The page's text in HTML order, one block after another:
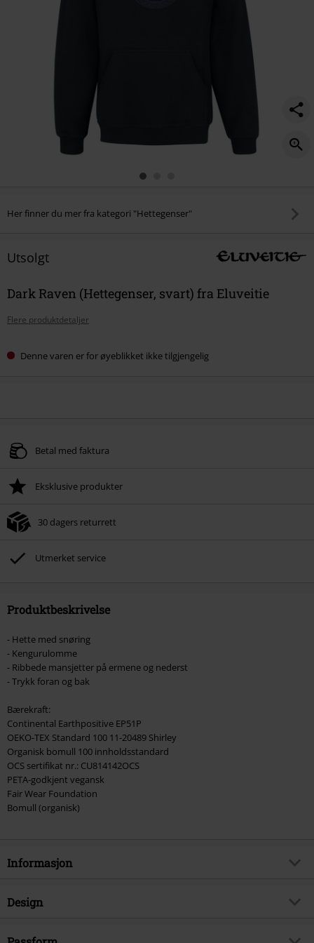
Her finner du mer fra kategori "Hettegenser"
Utsolgt
Dark Raven (Hettegenser, svart) fra Eluveitie
Flere produktdetaljer
Denne varen er for øyeblikket ikke tilgjengelig
Betal med faktura
Eksklusive produkter
30 dagers returrett
Utmerket service
Produktbeskrivelse
- Hette med snøring
- Kengurulomme
- Ribbede mansjetter på ermene og nederst
- Trykk foran og bak
Bærekraft:
Continental Earthpositive EP51P
OEKO-TEX Standard 100 11-20489 Shirley
Organisk bomull 100 innholdsstandard
OCS sertifikat nr.: CU814142OCS
PETA-godkjent vegansk
Fair Wear Foundation
Bomull (organisk)
Informasjon
Artikkelnummer
Musikksjanger
Design
Produkttype